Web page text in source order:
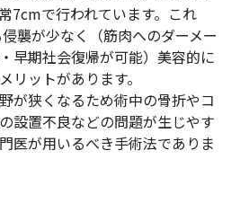
7cmで行われています。これ
襲が少なく（筋肉へのダーメー
早期社会復帰が可能）美容的に
リットがあります。
が狭くなるため術中の骨折やコ
設置不良などの問題が生じやす
医が用いるべき手術法でありま